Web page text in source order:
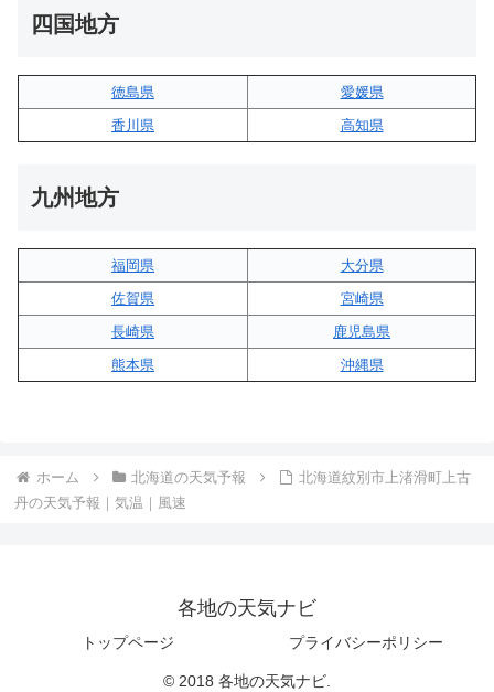
四国地方
徳島県
愛媛県
香川県
高知県
九州地方
福岡県
大分県
佐賀県
宮崎県
長崎県
鹿児島県
熊本県
沖縄県
ホーム 北海道の天気予報
北海道紋別市上渚滑町上古
丹の天気予報｜気温｜風速
各地の天気ナビ
トップページ プライバシーポリシー
© 2018 各地の天気ナビ.